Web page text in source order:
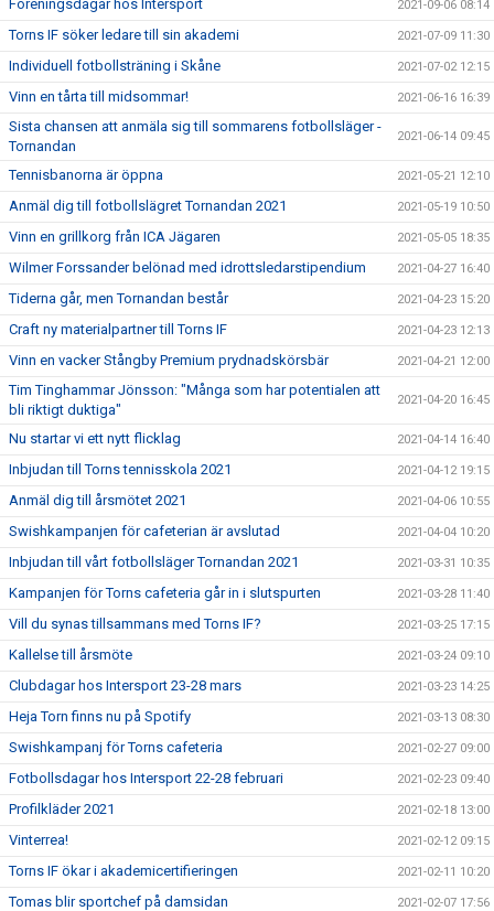
Föreningsdagar hos Intersport 2021-09-06 08:14
Torns IF söker ledare till sin akademi 2021-07-09 11:30
Individuell fotbollsträning i Skåne 2021-07-02 12:15
Vinn en tårta till midsommar! 2021-06-16 16:39
Sista chansen att anmäla sig till sommarens fotbollsläger -
Tornandan
2021-06-14 09:45
Tennisbanorna är öppna 2021-05-21 12:10
Anmäl dig till fotbollslägret Tornandan 2021 2021-05-19 10:50
Vinn en grillkorg från ICA Jägaren 2021-05-05 18:35
Wilmer Forssander belönad med idrottsledarstipendium 2021-04-27 16:40
Tiderna går, men Tornandan består 2021-04-23 15:20
Craft ny materialpartner till Torns IF 2021-04-23 12:13
Vinn en vacker Stångby Premium prydnadskörsbär 2021-04-21 12:00
Tim Tinghammar Jönsson: "Många som har potentialen att
bli riktigt duktiga"
2021-04-20 16:45
Nu startar vi ett nytt flicklag 2021-04-14 16:40
Inbjudan till Torns tennisskola 2021 2021-04-12 19:15
Anmäl dig till årsmötet 2021 2021-04-06 10:55
Swishkampanjen för cafeterian är avslutad 2021-04-04 10:20
Inbjudan till vårt fotbollsläger Tornandan 2021 2021-03-31 10:35
Kampanjen för Torns cafeteria går in i slutspurten 2021-03-28 11:40
Vill du synas tillsammans med Torns IF? 2021-03-25 17:15
Kallelse till årsmöte 2021-03-24 09:10
Clubdagar hos Intersport 23-28 mars 2021-03-23 14:25
Heja Torn finns nu på Spotify 2021-03-13 08:30
Swishkampanj för Torns cafeteria 2021-02-27 09:00
Fotbollsdagar hos Intersport 22-28 februari 2021-02-23 09:40
Profilkläder 2021 2021-02-18 13:00
Vinterrea! 2021-02-12 09:15
Torns IF ökar i akademicertifieringen 2021-02-11 10:20
Tomas blir sportchef på damsidan 2021-02-07 17:56